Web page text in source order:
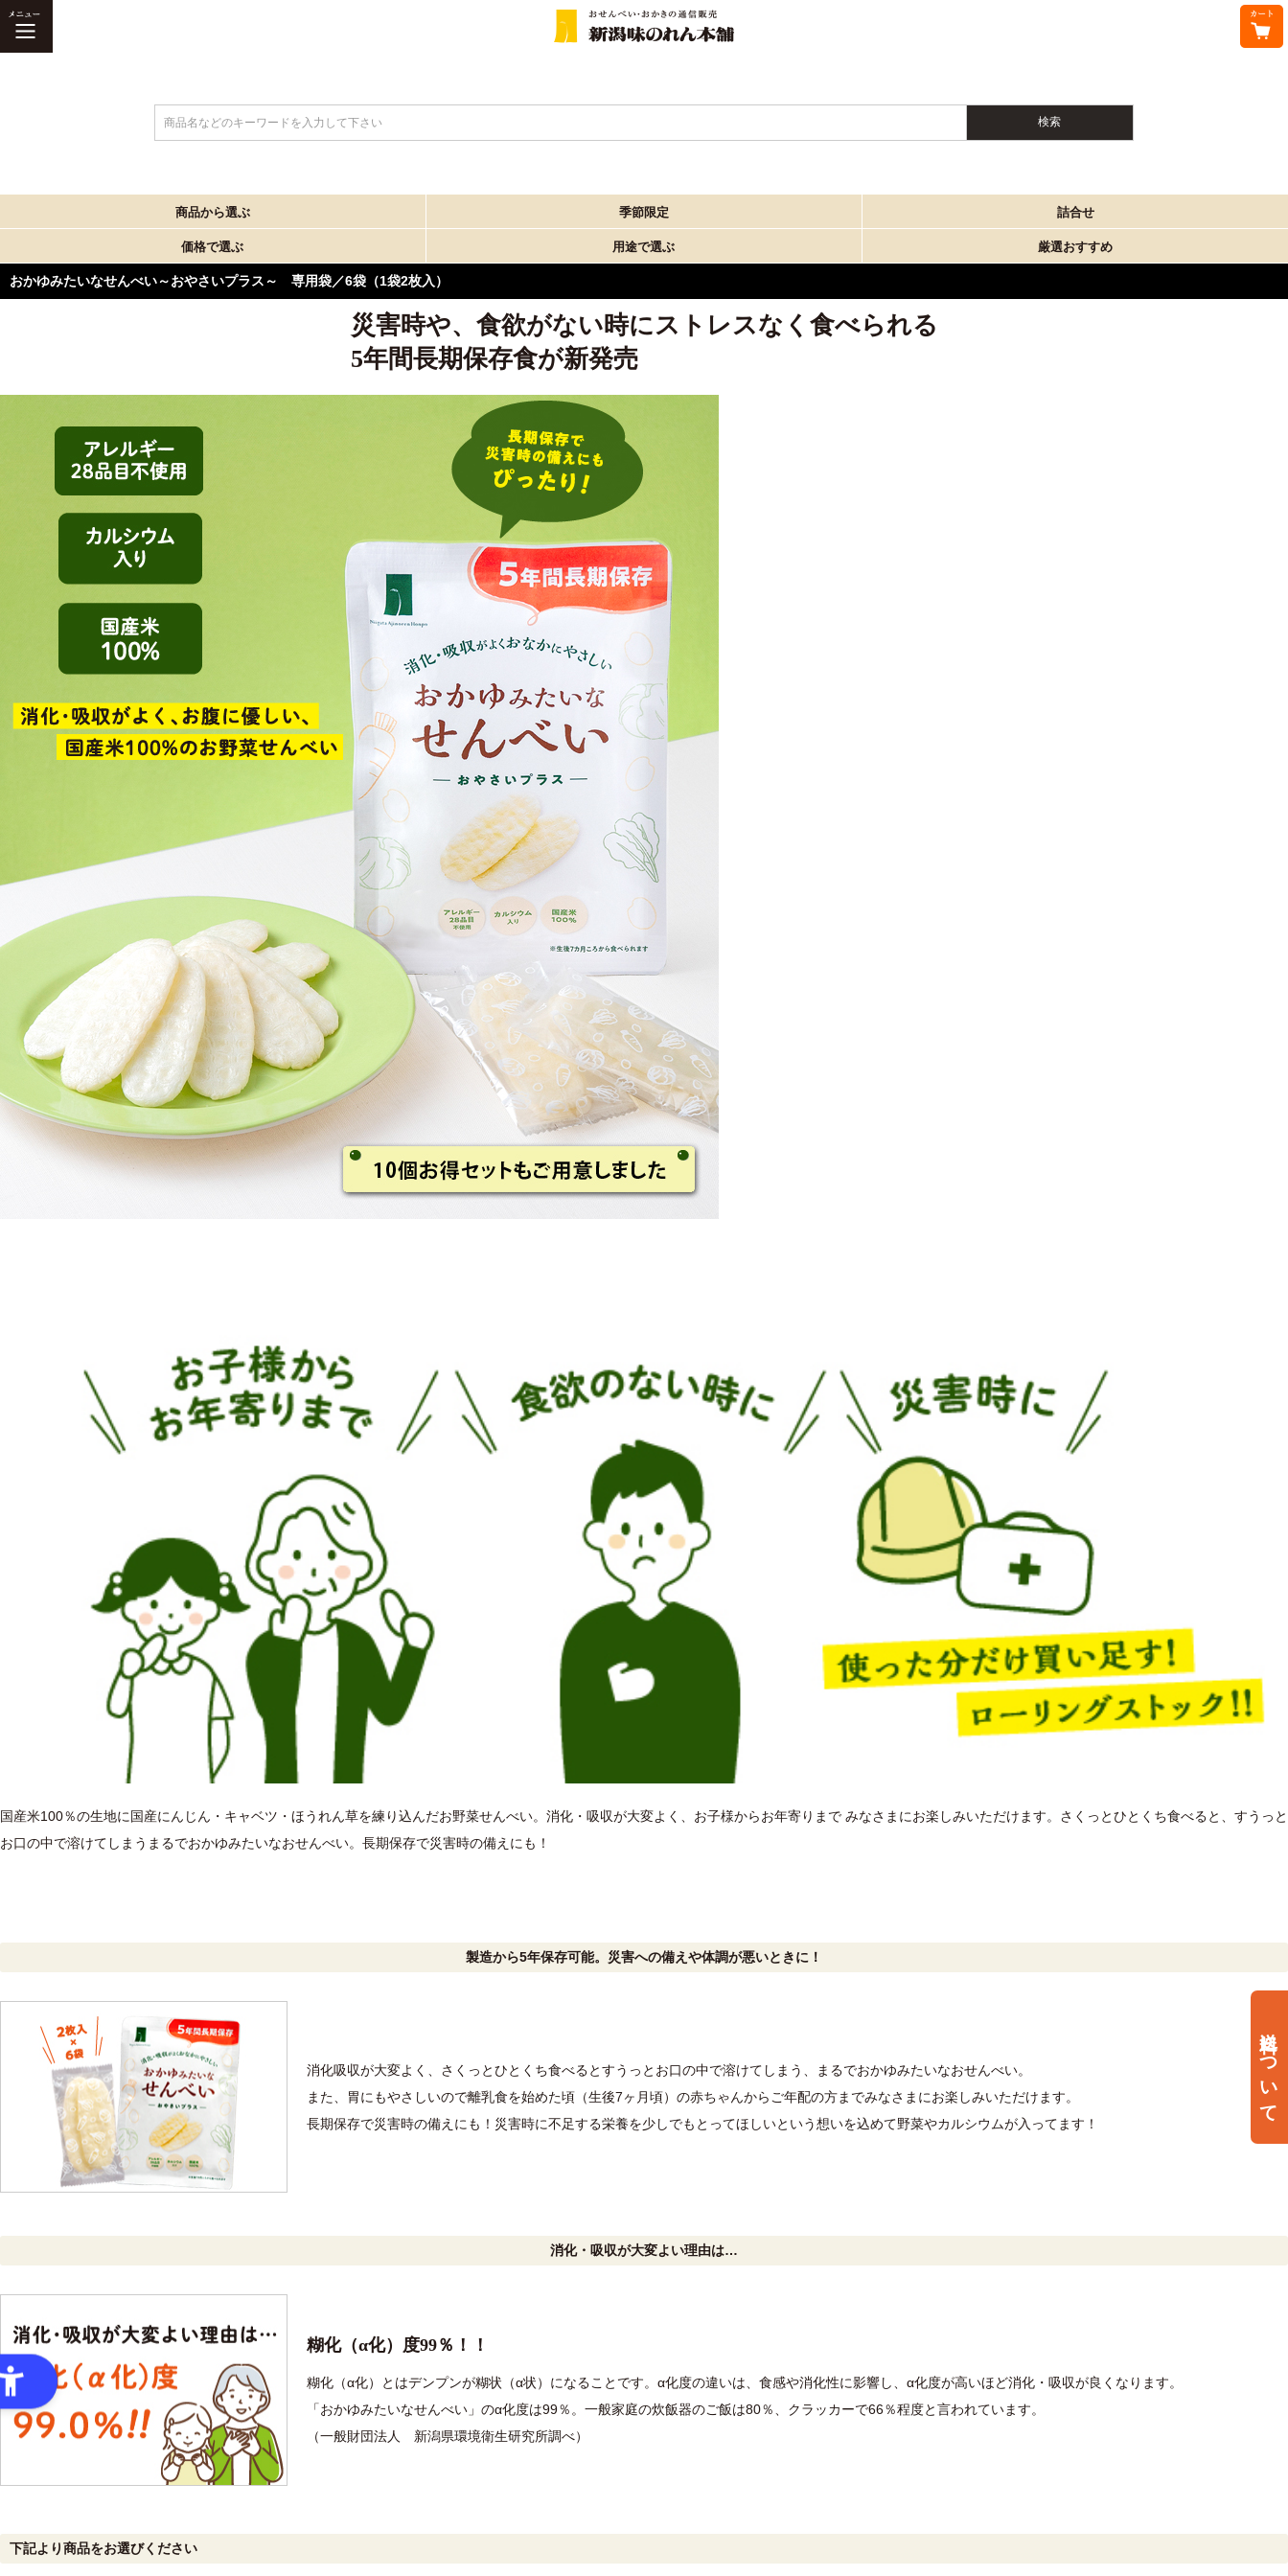
送料について
商品名などのキーワードを入力して下さい
商品から選ぶ 季節限定 詰合せ
価格で選ぶ 用途で選ぶ 厳選おすすめ
おかゆみたいなせんべい～おやさいプラス～ 専用袋／6袋（1袋2枚入）
災害時や、食欲がない時にストレスなく食べられる
5年間長期保存食が新発売
国産米100％の生地に国産にんじん・キャベツ・ほうれん草を練り込んだお野菜せんべい。消化・吸収が大変よく、お子様からお年寄りまで みなさまにお楽しみいただけます。さくっとひとくち食べると、すうっと
お口の中で溶けてしまうまるでおかゆみたいなおせんべい。長期保存で災害時の備えにも！
製造から5年保存可能。災害への備えや体調が悪いときに！
消化吸収が大変よく、さくっとひとくち食べるとすうっとお口の中で溶けてしまう、まるでおかゆみたいなおせんべい。
また、胃にもやさしいので離乳食を始めた頃（生後7ヶ月頃）の赤ちゃんからご年配の方までみなさまにお楽しみいただけます。
長期保存で災害時の備えにも！災害時に不足する栄養を少しでもとってほしいという想いを込めて野菜やカルシウムが入ってます！
消化・吸収が大変よい理由は…
糊化（α化）度99％！！
糊化（α化）とはデンプンが糊状（α状）になることです。α化度の違いは、食感や消化性に影響し、α化度が高いほど消化・吸収が良くなります。
「おかゆみたいなせんべい」のα化度は99％。一般家庭の炊飯器のご飯は80％、クラッカーで66％程度と言われています。
（一般財団法人 新潟県環境衛生研究所調べ）
下記より商品をお選びください